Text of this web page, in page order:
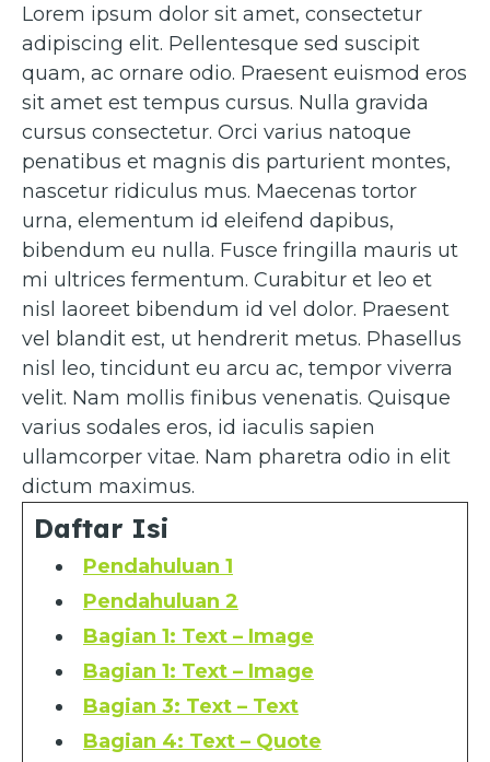
Lorem ipsum dolor sit amet, consectetur
adipiscing elit. Pellentesque sed suscipit
quam, ac ornare odio. Praesent euismod eros
sit amet est tempus cursus. Nulla gravida
cursus consectetur. Orci varius natoque
penatibus et magnis dis parturient montes,
nascetur ridiculus mus. Maecenas tortor
urna, elementum id eleifend dapibus,
bibendum eu nulla. Fusce fringilla mauris ut
mi ultrices fermentum. Curabitur et leo et
nisl laoreet bibendum id vel dolor. Praesent
vel blandit est, ut hendrerit metus. Phasellus
nisl leo, tincidunt eu arcu ac, tempor viverra
velit. Nam mollis finibus venenatis. Quisque
varius sodales eros, id iaculis sapien
ullamcorper vitae. Nam pharetra odio in elit
dictum maximus.
Daftar Isi
Pendahuluan 1
Pendahuluan 2
Bagian 1: Text – Image
Bagian 1: Text – Image
Bagian 3: Text – Text
Bagian 4: Text – Quote